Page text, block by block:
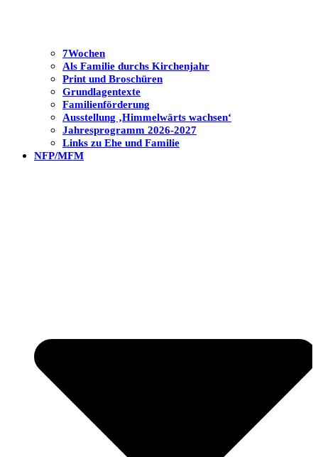
7Wochen
Als Familie durchs Kirchenjahr
Print und Broschüren
Grundlagentexte
Familienförderung
Ausstellung ‚Himmelwärts wachsen‘
Jahresprogramm 2026-2027
Links zu Ehe und Familie
NFP/MFM